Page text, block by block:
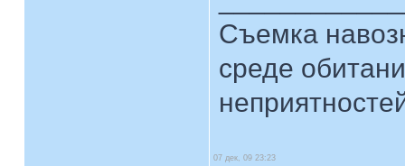
Съемка
среде
07 дек, 09 23:23